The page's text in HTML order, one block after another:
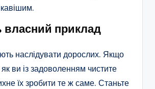
власний приклад
наслідувати дорослих. Якщо
ви із задоволенням чистите
їх зробити те ж саме. Станьте